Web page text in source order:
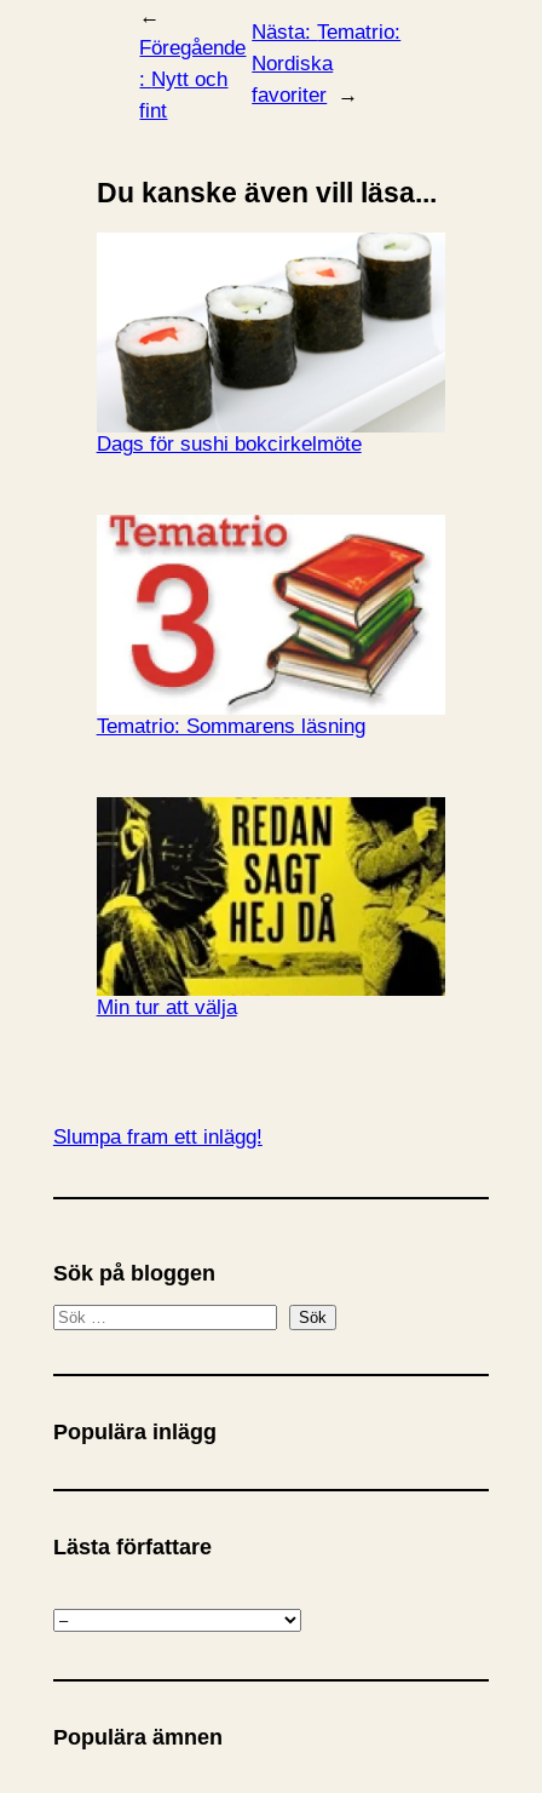
←
Föregående
: Nytt och
fint
Nästa:Tematrio:
Nordiska
favoriter
→
Du kanske även vill läsa...
Dags för sushi bokcirkelmöte
Tematrio: Sommarens läsning
Min tur att välja
Slumpa fram ett inlägg!
Sök på bloggen
S
k
Sök
Populära inlägg
Lästa författare
K
t
g
Populära ämnen